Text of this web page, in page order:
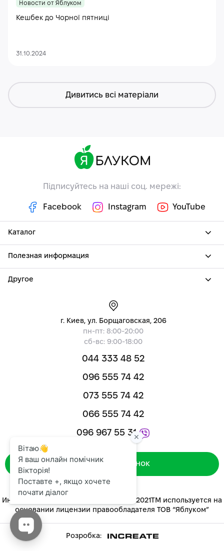
Новости от Яблуком
Кешбек до Чорної пятниці
31.10.2024
Дивитись всі матеріали
Підписуйтесь на наші соц. мережі:
Facebook Instagram YouTube
Каталог
Полезная информация
Другое
г. Киев, ул. Борщаговская, 206
пн-пт: 8:00-20:00
сб-вс: 9:00-18:00
044 333 48 52
096 555 74 42
073 555 74 42
066 555 74 42
096 967 55 31
Зворотний дзвінок
Интернет-магазин «ЯБЛУКОМ™» 2014-2021ТМ используется на
основании лицензии правообладателя ТОВ “Яблуком”
Розробка: